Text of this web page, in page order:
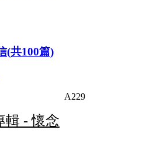
(共100篇)
A229
輯 - 懷念